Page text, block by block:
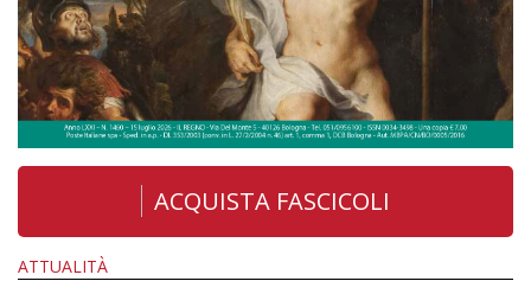
ACQUISTA FASCICOLI
ATTUALITÀ